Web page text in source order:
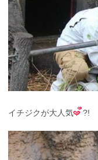
イチジクが大人気 ?!